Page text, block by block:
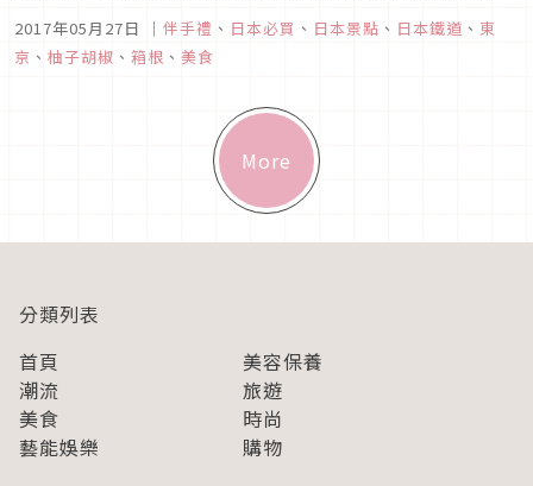
2017年05月27日 ｜ 伴手禮 、 日本必買 、 日本景點 、 日本鐵道 、 東
京 、 柚子胡椒 、 箱根 、 美食
More
分類列表
首頁
美容保養
潮流
旅遊
美食
時尚
藝能娛樂
購物